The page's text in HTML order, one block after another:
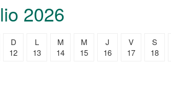
2026
D
12
L
13
M
14
M
15
J
16
V
17
S
18